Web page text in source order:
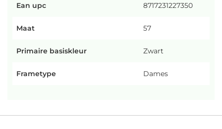
Ean upc 8717231227350
Maat 57
Primaire basiskleur Zwart
Frametype Dames